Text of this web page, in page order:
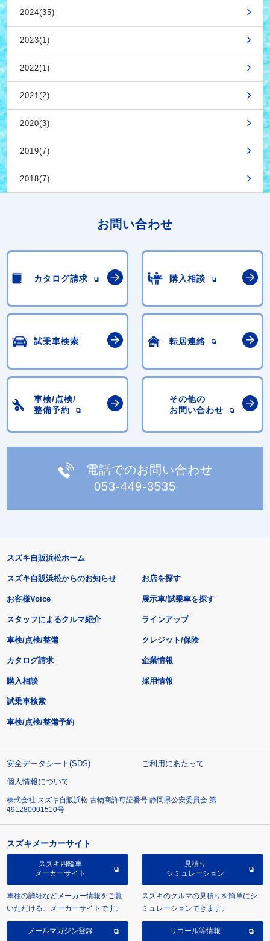
2024(35)
2023(1)
2022(1)
2021(2)
2020(3)
2019(7)
2018(7)
お問い合わせ
カタログ請求 購入相談
試乗車検索 転居連絡
車検/点検/
整備予約
その他の
お問い合わせ
電話でのお問い合わせ
053-449-3535
スズキ自販浜松ホーム
スズキ自販浜松からのお知らせ
お客様Voice
スタッフによるクルマ紹介
お店を探す
展示車/試乗車を探す
ラインアップ
車検/点検/整備 クレジット/保険
カタログ請求
購入相談
試乗車検索
車検/点検/整備予約
企業情報
採用情報
安全データシート(SDS)
ご利用にあたって
個人情報について
株式会社 スズキ自販浜松 古物商許可証番号 静岡県公安委員会 第
491280001510号
スズキメーカーサイト
スズキ四輪車
メーカーサイト
車種の詳細などメーカー情報をご覧
いただける、メーカーサイトです。
見積り
シミュレーション
スズキのクルマの見積りを簡単にシ
ミュレーションできます。
メールマガジン登録 リコール等情報